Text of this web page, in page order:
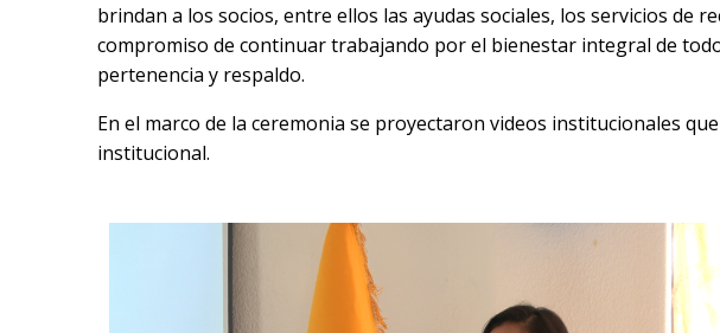
brindan a los socios, entre ellos las ayudas sociales, los servicios de
compromiso de continuar trabajando por el bienestar integral de
pertenencia y respaldo.
En el marco de la ceremonia se proyectaron videos institucionales
institucional.